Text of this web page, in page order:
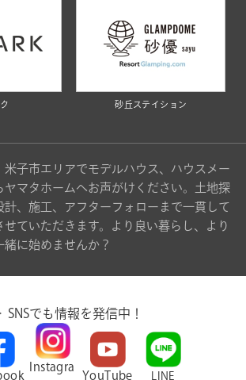
砂丘ステイション
米子市エリアでモデルハウス、ハウスメー
ヤマタホームへお声がけください。土地探
計、施工、アフターフォローまで一貫して
せていただきます。より良い暮らし、より
緒に始めませんか？
SNSでも情報を発信中！
Instagra
YouTube LINE